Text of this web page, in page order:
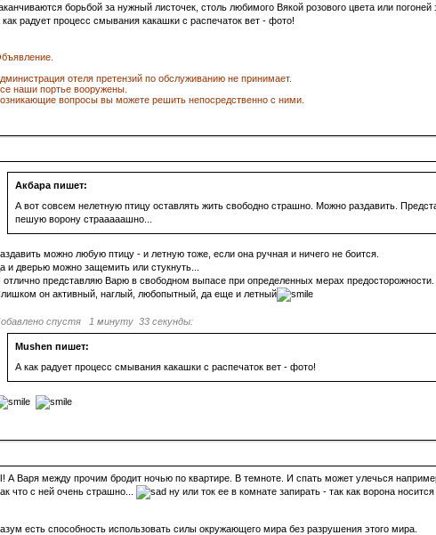
борьбой за нужный листочек, столь любимого Вякой розового цвета или погоней
как радует процесс смывания какашки с распечаток вет - фото!
отеля претензий по обслуживанию не принимает.
наши портье вооружены.
вопросы вы можете решить непосредственно с ними.
Акбара пишет:
А вот совсем нелетную птицу оставлять жить свободно страшно. Можно раздавить.
пешую ворону страаааашно...
можно любую птицу - и летную тоже, если она ручная и ничего не боится.
и дверью можно защемить или стукнуть...
отлично представляю Варю в свободном выпасе при определенных мерах
он активный, наглый, любопытный, да еще и летный
спустя 1 минуту 33 секунды:
Mushen пишет:
А как радует процесс смывания какашки с распечаток вет - фото!
А Варя между прочим бродит ночью по квартире. В темноте. И спать может улечься
что с ней очень страшно...
ну или ток ее в комнате запирать - так как ворона
есть способность использовать силы окружающего мира без разрушения этого мира.